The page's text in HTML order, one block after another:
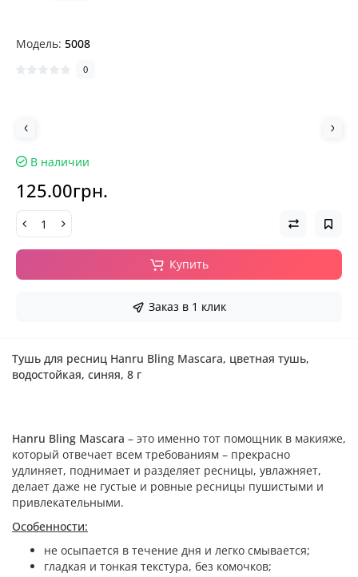
Модель: 5008
0
В наличии
125.00грн.
Купить
Заказ в 1 клик
Тушь для ресниц Hanru Bling Mascara, цветная тушь,
водостойкая, синяя, 8 г
Hanru Bling Mascara – это именно тот помощник в макияже,
который отвечает всем требованиям – прекрасно
удлиняет, поднимает и разделяет ресницы, увлажняет,
делает даже не густые и ровные ресницы пушистыми и
привлекательными.
Особенности:
не осыпается в течение дня и легко смывается;
гладкая и тонкая текстура, без комочков;